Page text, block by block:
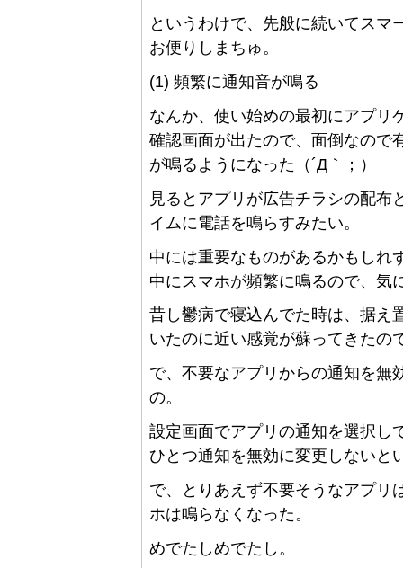
というわけで、先般に続いてスマ
お便りしまちゅ。
(1) 頻繁に通知音が鳴る
なんか、使い始めの最初にアプリ
確認画面が出たので、面倒なので
が鳴るようになった（´Д｀；）
見るとアプリが広告チラシの配布
イムに電話を鳴らすみたい。
中には重要なものがあるかもしれ
中にスマホが頻繁に鳴るので、気
昔し鬱病で寝込んでた時は、据え
いたのに近い感覚が蘇ってきたの
で、不要なアプリからの通知を無
の。
設定画面でアプリの通知を選択し
ひとつ通知を無効に変更しないと
で、とりあえず不要そうなアプリ
ホは鳴らなくなった。
めでたしめでたし。